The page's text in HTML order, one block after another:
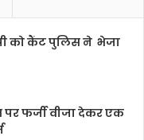
को कैंट पुलिस ने भेजा
फर्जी वीजा देकर एक